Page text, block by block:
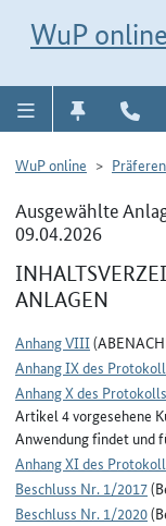
WuP online
WuP online
Ausgewählte
09.04.2026
ANLAGEN
Anhang VIII
Anhang IX des
Anhang X des
Artikel 4 vorgesehene
Anwendung findet und
Anhang XI des
Beschluss Nr. 1/2017
Beschluss Nr. 1/2020